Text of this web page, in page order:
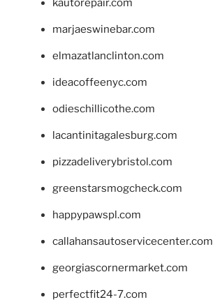
kautorepair.com
marjaeswinebar.com
elmazatlanclinton.com
ideacoffeenyc.com
odieschillicothe.com
lacantinitagalesburg.com
pizzadeliverybristol.com
greenstarsmogcheck.com
happypawspl.com
callahansautoservicecenter.com
georgiascornermarket.com
perfectfit24-7.com